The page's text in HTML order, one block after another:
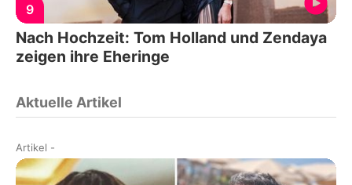
9
Nach Hochzeit: Tom Holland und Zendaya
zeigen ihre Eheringe
Aktuelle Artikel
Artikel -